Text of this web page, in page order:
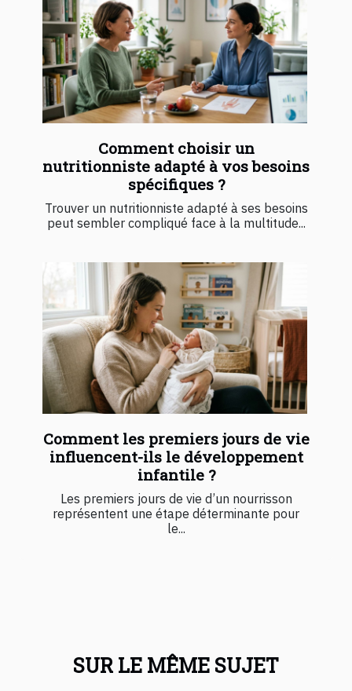
Comment choisir un
nutritionniste adapté à vos besoins
spécifiques ?
Trouver un nutritionniste adapté à ses besoins
peut sembler compliqué face à la multitude...
Comment les premiers jours de vie
influencent-ils le développement
infantile ?
Les premiers jours de vie d’un nourrisson
représentent une étape déterminante pour
le...
SUR LE MÊME SUJET